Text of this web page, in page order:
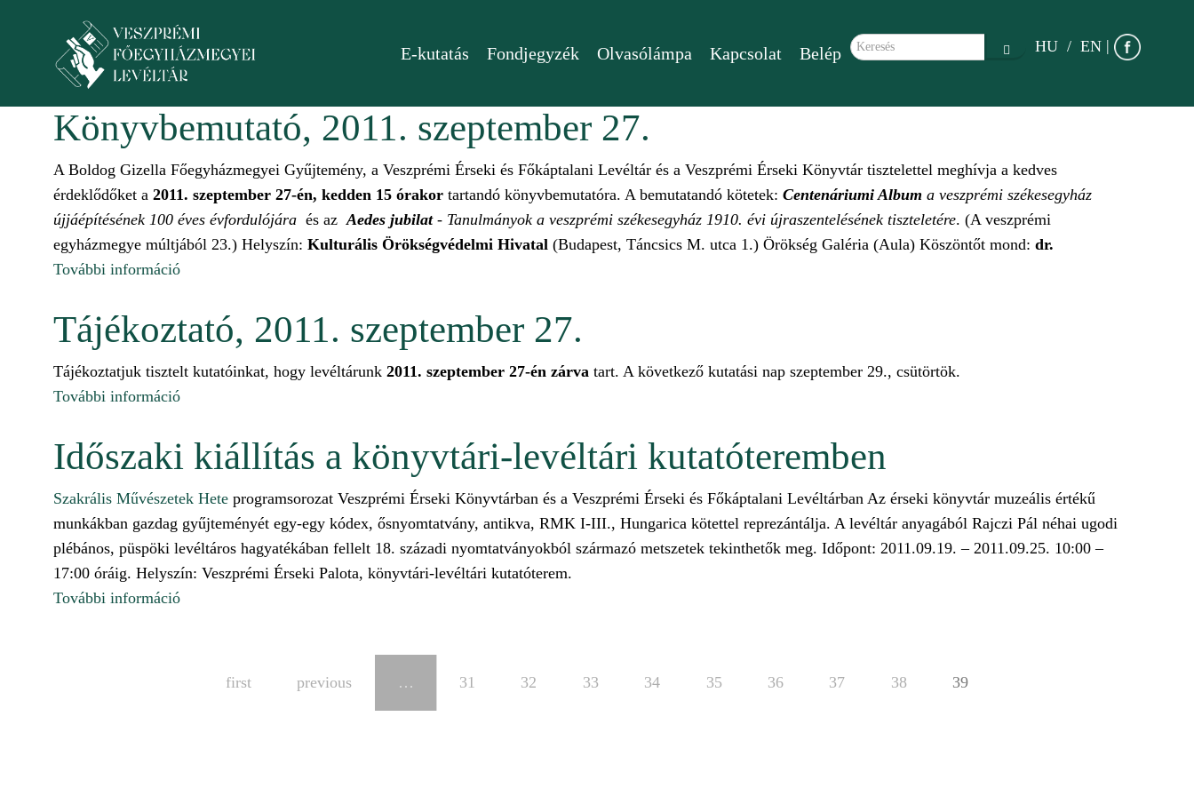
Toggle menu
E-kutatás Fondjegyzék Olvasólámpa Kapcsolat Belép |
HU EN
Keresés űrlap
Könyvbemutató, 2011. szeptember 27.
A Boldog Gizella Főegyházmegyei Gyűjtemény, a Veszprémi Érseki és Főkáptalani Levéltár és a Veszprémi Érseki Könyvtár tisztelettel meghívja a kedves
érdeklődőket a 2011. szeptember 27-én, kedden 15 órakor tartandó könyvbemutatóra. A bemutatandó kötetek: Centenáriumi Album a veszprémi székesegyház
újjáépítésének 100 éves évfordulójára és azAedes jubilat- Tanulmányok a veszprémi székesegyház 1910. évi újraszentelésének tiszteletére. (A veszprémi
egyházmegye múltjából 23.) Helyszín: Kulturális Örökségvédelmi Hivatal (Budapest, Táncsics M. utca 1.) Örökség Galéria (Aula) Köszöntőt mond: dr.
További információ
Tájékoztató, 2011. szeptember 27.
Tájékoztatjuk tisztelt kutatóinkat, hogy levéltárunk 2011. szeptember 27-én zárva tart. A következő kutatási nap szeptember 29., csütörtök.
További információ
Időszaki kiállítás a könyvtári-levéltári kutatóteremben
Szakrális Művészetek Hete programsorozat Veszprémi Érseki Könyvtárban és a Veszprémi Érseki és Főkáptalani Levéltárban Az érseki könyvtár muzeális értékű
munkákban gazdag gyűjteményét egy-egy kódex, ősnyomtatvány, antikva, RMK I-III., Hungarica kötettel reprezántálja. A levéltár anyagából Rajczi Pál néhai ugodi
plébános, püspöki levéltáros hagyatékában fellelt 18. századi nyomtatványokból származó metszetek tekinthetők meg. Időpont: 2011.09.19. – 2011.09.25. 10:00 –
17:00 óráig. Helyszín: Veszprémi Érseki Palota, könyvtári-levéltári kutatóterem.
További információ
first previous … 31 32 33 34 35 36 37 38 39